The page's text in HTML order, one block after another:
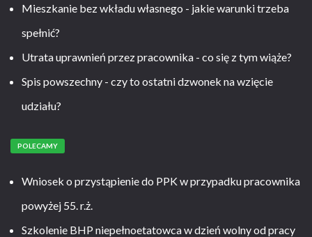
Mieszkanie bez wkładu własnego - jakie warunki trzeba
spełnić?
Utrata uprawnień przez pracownika - co się z tym wiąże?
Spis powszechny - czy to ostatni dzwonek na wzięcie
udziału?
POLECAMY
Wniosek o przystąpienie do PPK w przypadku pracownika
powyżej 55. r.ż.
Szkolenie BHP niepełnoetatowca w dzień wolny od pracy